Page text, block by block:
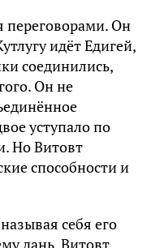
переговорами. Он
идёт Едигей,
соединились,
Он не
уступало по
Но Витовт
способности и
себя его